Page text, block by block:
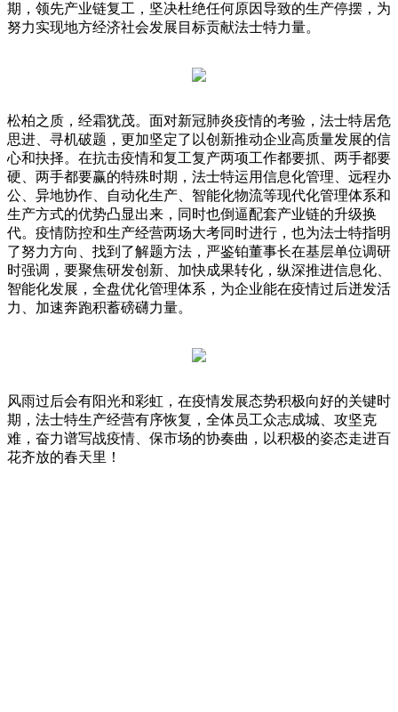
期，领先产业链复工，坚决杜绝任何原因导致的生产停摆，为
努力实现地方经济社会发展目标贡献法士特力量。
松柏之质，经霜犹茂。面对新冠肺炎疫情的考验，法士特居危
思进、寻机破题，更加坚定了以创新推动企业高质量发展的信
心和抉择。在抗击疫情和复工复产两项工作都要抓、两手都要
硬、两手都要赢的特殊时期，法士特运用信息化管理、远程办
公、异地协作、自动化生产、智能化物流等现代化管理体系和
生产方式的优势凸显出来，同时也倒逼配套产业链的升级换
代。疫情防控和生产经营两场大考同时进行，也为法士特指明
了努力方向、找到了解题方法，严鉴铂董事长在基层单位调研
时强调，要聚焦研发创新、加快成果转化，纵深推进信息化、
智能化发展，全盘优化管理体系，为企业能在疫情过后迸发活
力、加速奔跑积蓄磅礴力量。
风雨过后会有阳光和彩虹，在疫情发展态势积极向好的关键时
期，法士特生产经营有序恢复，全体员工众志成城、攻坚克
难，奋力谱写战疫情、保市场的协奏曲，以积极的姿态走进百
花齐放的春天里！